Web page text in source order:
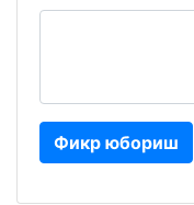
Фикр юбориш